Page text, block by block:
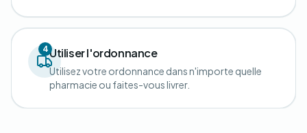
4Utiliser l'ordonnance
Utilisez votre ordonnance dans n'importe quelle
pharmacie ou faites-vous livrer.